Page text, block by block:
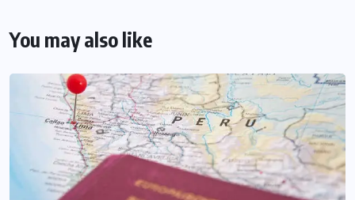
You may also like